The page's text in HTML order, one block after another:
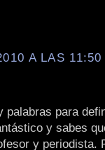
A LAS
palabras para
y sabes
y periodista.